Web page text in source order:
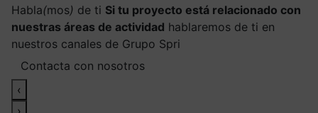
Habla(mos) de ti Si tu proyecto está relacionado con
nuestras áreas de actividad hablaremos de ti en
nuestros canales de Grupo Spri
Contacta con nosotros
‹